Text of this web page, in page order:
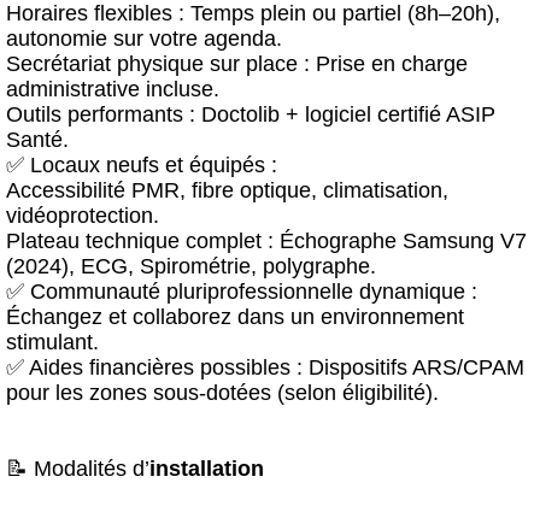
Horaires flexibles : Temps plein ou partiel (8h–20h),
autonomie sur votre agenda.
Secrétariat physique sur place : Prise en charge
administrative incluse.
Outils performants : Doctolib + logiciel certifié ASIP
Santé.
✅ Locaux neufs et équipés :
Accessibilité PMR, fibre optique, climatisation,
vidéoprotection.
Plateau technique complet : Échographe Samsung V7
(2024), ECG, Spirométrie, polygraphe.
✅ Communauté pluriprofessionnelle dynamique :
Échangez et collaborez dans un environnement
stimulant.
✅ Aides financières possibles : Dispositifs ARS/CPAM
pour les zones sous-dotées (selon éligibilité).
📝 Modalités d’installation